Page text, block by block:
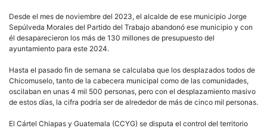
Desde el mes de noviembre del 2023, el alcalde de ese municipio Jorge
Sepúlveda Morales del Partido del Trabajo abandonó ese municipio y con
él desaparecieron los más de 130 millones de presupuesto del
ayuntamiento para este 2024.
Hasta el pasado fin de semana se calculaba que los desplazados todos de
Chicomuselo, tanto de la cabecera municipal como de las comunidades,
oscilaban en unas 4 mil 500 personas, pero con el desplazamiento masivo
de estos días, la cifra podría ser de alrededor de más de cinco mil personas.
El Cártel Chiapas y Guatemala (CCYG) se disputa el control del territorio